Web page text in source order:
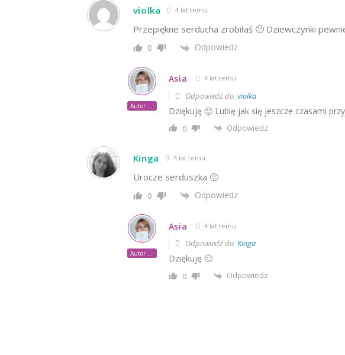
violka 4 lat temu
Przepiękne serducha zrobiłaś 🙂 Dziewczynki
0 Odpowiedz
Asia 4 lat temu
Odpowiedź do violka
Dziękuję 🙂 Lubię jak się jeszcze czasami
0 Odpowiedz
Kinga 4 lat temu
Urocze serduszka 🙂
0 Odpowiedz
Autor posta
Asia 4 lat temu
Odpowiedź do Kinga
Dziękuję 🙂
0 Odpowiedz